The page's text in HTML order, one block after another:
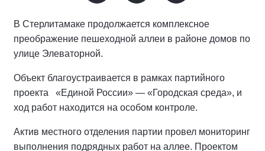
В Стерлитамаке продолжается комплексное
преображение пешеходной аллеи в районе домов по
улице Элеваторной.
Объект благоустраивается в рамках партийного
проекта «Единой России» — «Городская среда», и
ход работ находится на особом контроле.
Актив местного отделения партии провел мониторинг
выполнения подрядных работ на аллее. Проектом